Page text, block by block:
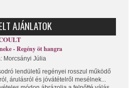
AJÁNLATOK
- Regény öt hangra
Morcsányi Júlia
lendületű regényei rosszul működő
árulásról és jóvátételről mesélnek...